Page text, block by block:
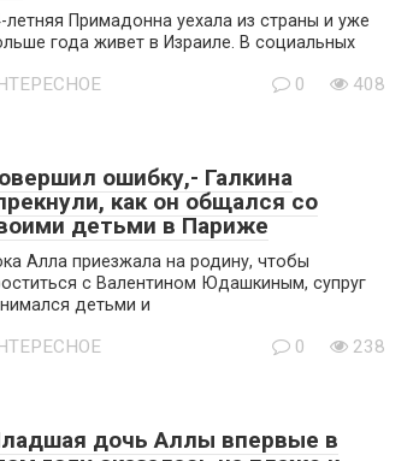
летняя Примадонна уехала из страны и уже
года живет в Израиле. В социальных
0 408
ошибку,- Галкина
как он общался со
детьми в Париже
Алла приезжала на родину, чтобы
с Валентином Юдашкиным, супруг
детьми и
0 238
дочь Аллы впервые в